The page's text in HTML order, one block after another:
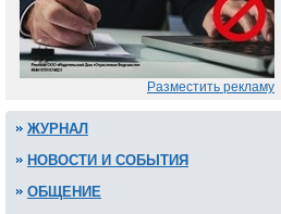
Разместить рекламу
ЖУРНАЛ
НОВОСТИ И СОБЫТИЯ
ОБЩЕНИЕ